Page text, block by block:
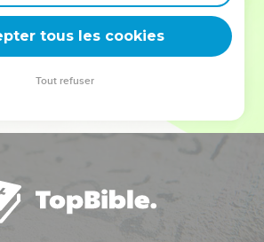
Que vous guidiez un ministère, une
ou une famille, leur expérience est faite
tous les cookies
Tout refuser